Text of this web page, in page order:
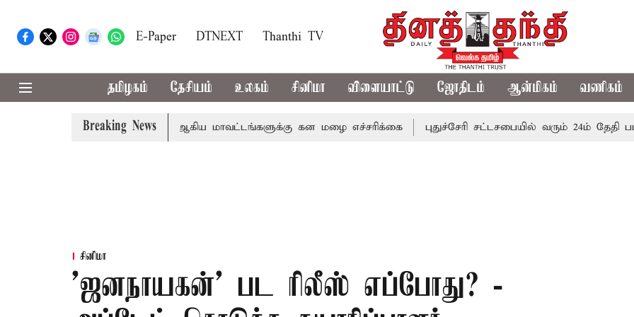
E-Paper DTNEXT Thanthi TV
தமிழகம் தேசியம் உலகம் சினிமா விளையாட்டு ஜோதிடம் ஆன்மிகம் வணிகம்
Breaking News
கோவை, தேனி,நீலகிரி ஆகிய மாவட்டங்களுக்கு கன மழை எச்சரிக்கை புதுச்சேரி சட்டசபையில் வரும் 24ம் தேதி பட்ஜெட்
சினிமா
'ஜனநாயகன்' பட ரிலீஸ் எப்போது? -